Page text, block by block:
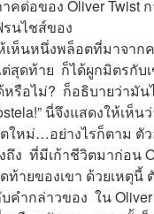
ต่อของ Oliver Twist
รนไชส์ของ
เห็นหนึ่งพล็อตที่มาจา
ดท้าย  ก็ได้ผูกมิตรกับ
รือไม่?  ก็อธิบายว่ามั
นี่จึงแสดงให้เห็
ใหม่…อย่างไรก็ตาม
ง  ที่มีเก้าชีวิตมาก่อน
ายของเขา ด้วยเหตุนี้
คำกล่าวของ  ใน